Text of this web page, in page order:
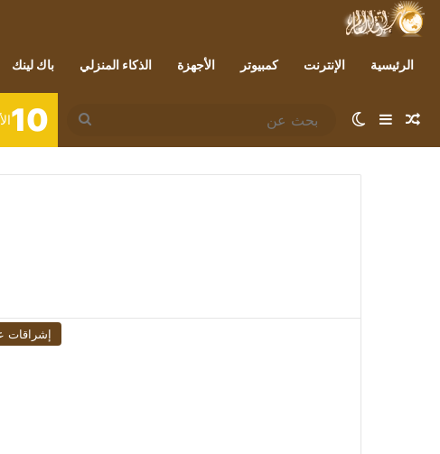
الرئيسية الإنترنت كمبيوتر الأجهزة الذكاء المنزلي باك لينك
مقال عشوائي
إضافة عمود جانبي
الوضع المظلم
بحث
عن
10
إشراقات